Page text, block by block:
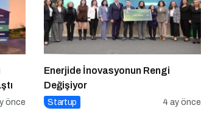
önce
Enerjide İnovasyonun Rengi
Değişiyor
Startup 4 ay önce